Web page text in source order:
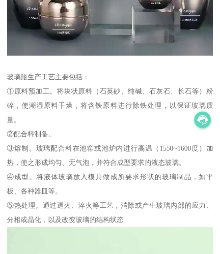
玻璃瓶生产工艺主要包括：
①原料预加工。将块状原料（石英砂、纯碱、石灰石、长石等）粉
碎，使潮湿原料干燥，将含铁原料进行除铁处理，以保证玻璃质
量。
②配合料制备。
③熔制。玻璃配合料在池窑或池炉内进行高温（1550~1600度）加
热，使之形成均匀、无气泡，并符合成型要求的液态玻璃。
④成型。将液体玻璃放入模具做成所要求形状的玻璃制品，如平
板、各种器皿等。
⑤热处理。通过退火、淬火等工艺，消除或产生玻璃内部的应力、
分相或晶化，以及改变玻璃的结构状态